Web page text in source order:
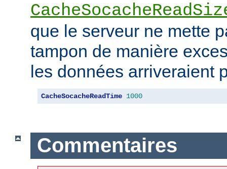
que le serveur ne mette
tampon de manière
les données arriveraient
CacheSocacheReadTime 1000
Commentaires